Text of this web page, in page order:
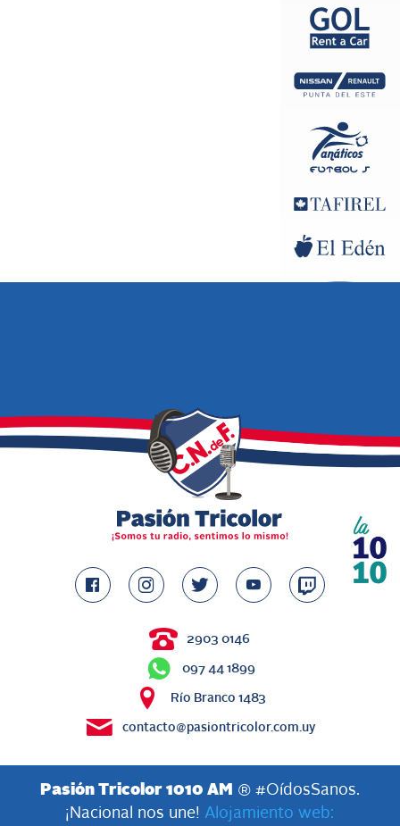
2903 0146
097 44 1899
Río Branco 1483
contacto@pasiontricolor.com.uy
Pasión Tricolor 1010 AM
® #OídosSanos.
¡Nacional nos une! Alojamiento web: